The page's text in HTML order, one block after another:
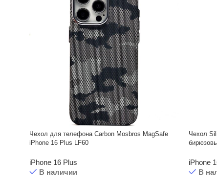
Чехол для телефона Carbon Mosbros MagSafe
iPhone 16 Plus LF60
iPhone 16 Plus
В наличии
Чехол
iPhone
В